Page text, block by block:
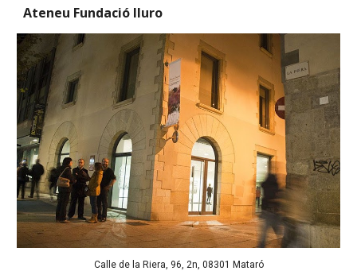
Ateneu Fundació Iluro
Calle de la Riera, 96, 2n, 08301 Mataró